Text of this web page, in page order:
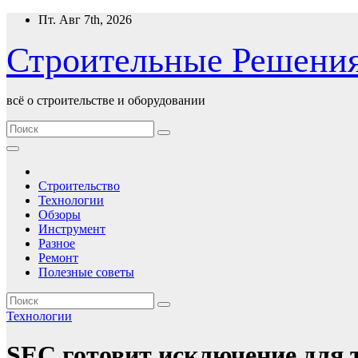
Перейти
содержимому
Пт. Авг 7th, 2026
Строительные
всё о строительстве и оборудовании
Строительство
Технологии
Обзоры
Инструмент
Разное
Ремонт
Полезные советы
Технологии